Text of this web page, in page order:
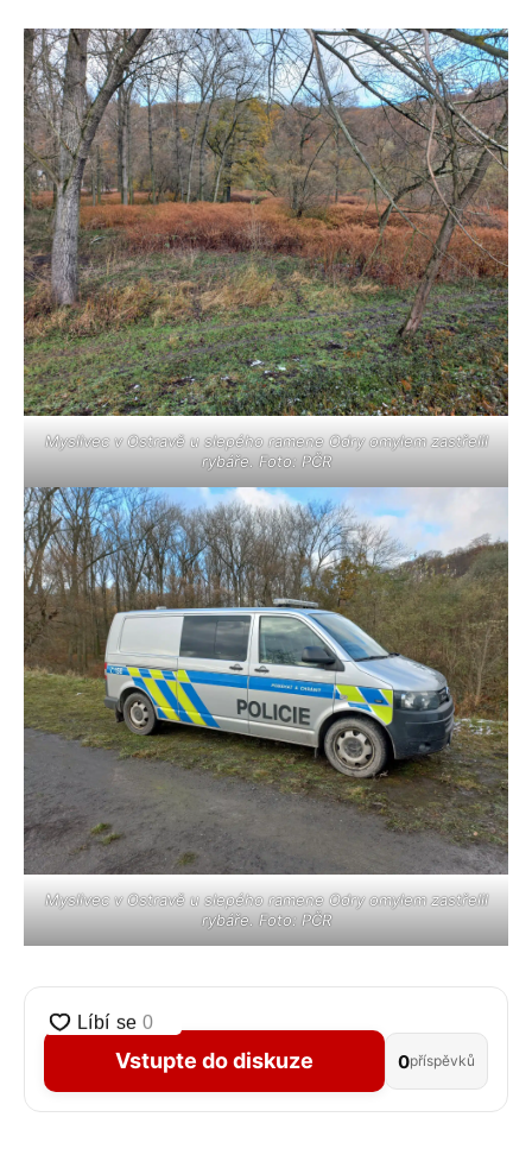
Myslivec v Ostravě u slepého ramene Odry omylem zastřelil
rybáře. Foto: PČR
Myslivec v Ostravě u slepého ramene Odry omylem zastřelil
rybáře. Foto: PČR
Vstupte do diskuze 0příspěvků